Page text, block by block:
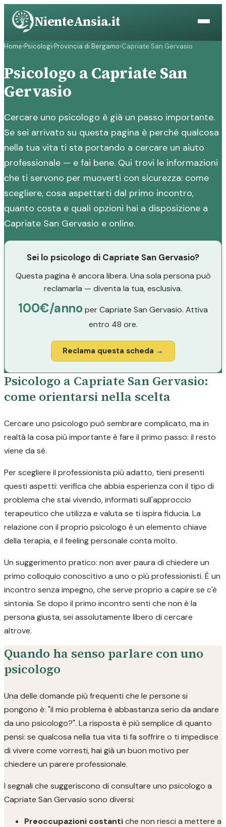
Vai
contenuto
NienteAnsia.it
Home›Psicologi›Provincia di Bergamo›Capriate San Gervasio
Psicologo a Capriate San
Gervasio
Cercare uno psicologo è già un passo importante.
Se sei arrivato su questa pagina è perché qualcosa
nella tua vita ti sta portando a cercare un aiuto
professionale — e fai bene. Qui trovi le informazioni
che ti servono per muoverti con sicurezza: come
scegliere, cosa aspettarti dal primo incontro,
quanto costa e quali opzioni hai a disposizione a
Capriate San Gervasio e online.
Sei lo psicologo di Capriate San Gervasio?
Questa pagina è ancora libera. Una sola persona può
reclamarla — diventa la tua, esclusiva.
100€/annoper Capriate San Gervasio. Attiva
entro 48 ore.
Reclama questa scheda →
Psicologo a Capriate San Gervasio:
come orientarsi nella scelta
Cercare uno psicologo può sembrare complicato, ma in
realtà la cosa più importante è fare il primo passo: il resto
viene da sé.
Per scegliere il professionista più adatto, tieni presenti
questi aspetti: verifica che abbia esperienza con il tipo di
problema che stai vivendo, informati sull'approccio
terapeutico che utilizza e valuta se ti ispira fiducia. La
relazione con il proprio psicologo è un elemento chiave
della terapia, e il feeling personale conta molto.
Un suggerimento pratico: non aver paura di chiedere un
primo colloquio conoscitivo a uno o più professionisti. È un
incontro senza impegno, che serve proprio a capire se c'è
sintonia. Se dopo il primo incontro senti che non è la
persona giusta, sei assolutamente libero di cercare
altrove.
Quando ha senso parlare con uno
psicologo
Una delle domande più frequenti che le persone si
pongono è: "il mio problema è abbastanza serio da andare
da uno psicologo?". La risposta è più semplice di quanto
pensi: se qualcosa nella tua vita ti fa soffrire o ti impedisce
di vivere come vorresti, hai già un buon motivo per
chiedere un parere professionale.
I segnali che suggeriscono di consultare uno psicologo a
Capriate San Gervasio sono diversi:
Preoccupazioni costantiche non riesci a mettere a